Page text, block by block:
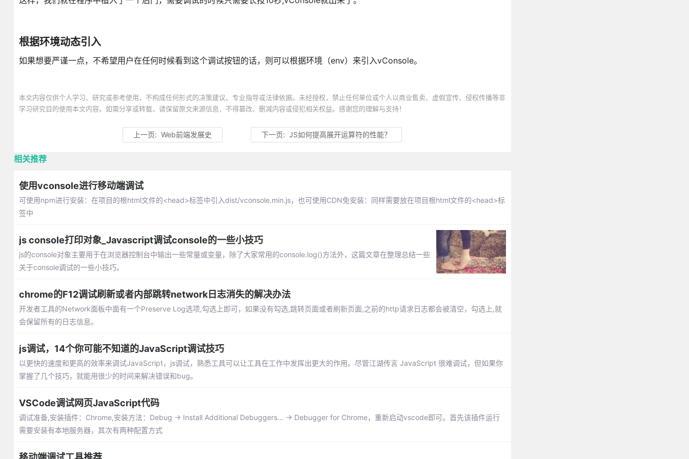
根据环境动态引入
如果想要严谨一点，不希望用户在任何时候看到这个调试按钮的话，则可以根据环境（env）来引入vConsole。
本文内容仅供个人学习、研究或参考使用，不构成任何形式的决策建议、专业指导或法律依据。未经授权，禁止任何单位或个人以商业售卖、虚假宣传、侵权传播等非
学习研究目的使用本文内容。如需分享或转载，请保留原文来源信息，不得篡改、删减内容或侵犯相关权益。感谢您的理解与支持！
上一页:Web前端发展史 下一页:JS如何提高展开运算符的性能？
相关推荐
使用vconsole进行移动端调试
可使用npm进行安装：在项目的根html文件的<head>标签中引入dist/vconsole.min.js，也可使用CDN免安装：同样需要放在项目根html文件的<head>标
签中
js console打印对象_Javascript调试console的一些小技巧
js的console对象主要用于在浏览器控制台中输出一些常量或变量，除了大家常用的console.log()方法外，这篇文章在整理总结一些
关于console调试的一些小技巧。
chrome的F12调试刷新或者内部跳转network日志消失的解决办法
开发者工具的Network面板中面有一个Preserve Log选项,勾选上即可，如果没有勾选,跳转页面或者刷新页面,之前的http请求日志都会被清空，勾选上,就
会保留所有的日志信息。
js调试，14个你可能不知道的JavaScript调试技巧
以更快的速度和更高的效率来调试JavaScript，js调试，熟悉工具可以让工具在工作中发挥出更大的作用。尽管江湖传言 JavaScript 很难调试，但如果你
掌握了几个技巧，就能用很少的时间来解决错误和bug。
VSCode调试网页JavaScript代码
调试准备,安装插件：Chrome,安装方法：Debug -> Install Additional Debuggers... -> Debugger for Chrome，重新启动vscode即可。首先该插件运行
需要安装有本地服务器，其次有两种配置方式